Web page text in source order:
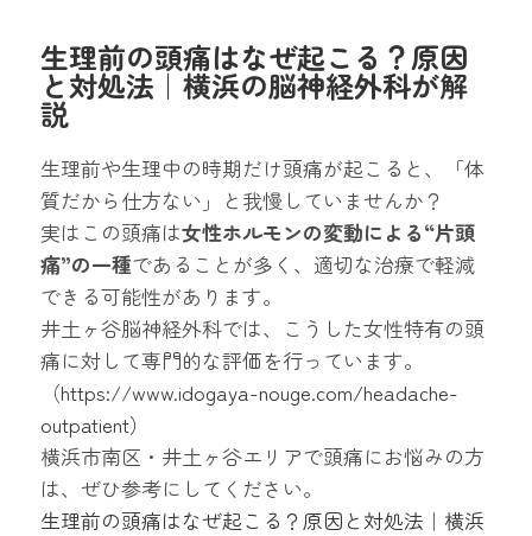
とを大切に開業しました。とくに働く世代の支障とな
りやすい片頭痛をはじめとする頭痛診療に注力し、
MRI・CTによる即日検査で、皆さまの不安を迅速に解
て、病気だけでなく人を診る」を理念としています。
生理前の頭痛はなぜ起こる？原因
と対処法｜横浜の脳神経外科が解
説
生理前や生理中の時期だけ頭痛が起こると、「体
質だから仕方ない」と我慢していませんか？
実はこの頭痛は女性ホルモンの変動による“片頭
痛”の一種であることが多く、適切な治療で軽減
できる可能性があります。
井土ヶ谷脳神経外科では、こうした女性特有の頭
痛に対して専門的な評価を行っています。
（https://www.idogaya-nouge.com/headache-
outpatient）
横浜市南区・井土ヶ谷エリアで頭痛にお悩みの方
は、ぜひ参考にしてください。
生理前の頭痛はなぜ起こる？原因と対処法｜横浜